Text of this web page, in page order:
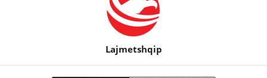
Lajmetshqip